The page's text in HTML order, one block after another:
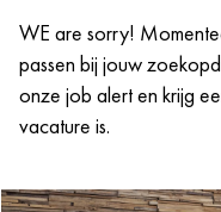
WE are sorry!
passen bij jouw
onze job alert en krijg
vacature is.